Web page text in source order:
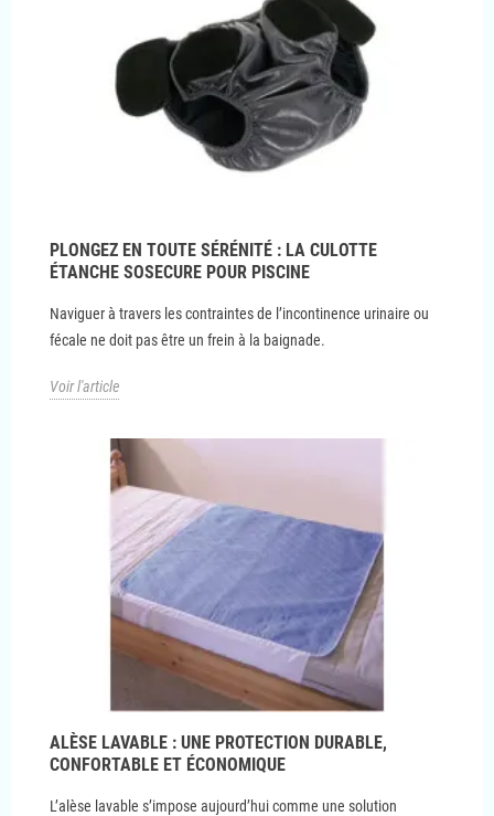
PLONGEZ EN TOUTE SÉRÉNITÉ : LA CULOTTE
ÉTANCHE SOSECURE POUR PISCINE
Naviguer à travers les contraintes de l’incontinence urinaire ou
fécale ne doit pas être un frein à la baignade.
Voir l'article
ALÈSE LAVABLE : UNE PROTECTION DURABLE,
CONFORTABLE ET ÉCONOMIQUE
L’alèse lavable s’impose aujourd’hui comme une solution